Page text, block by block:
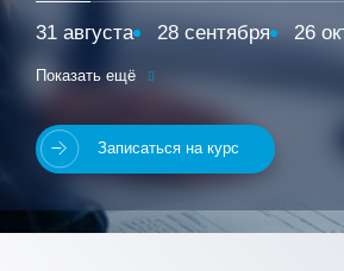
31 августа 28 сентября
26
Показать ещё
Записаться на курс